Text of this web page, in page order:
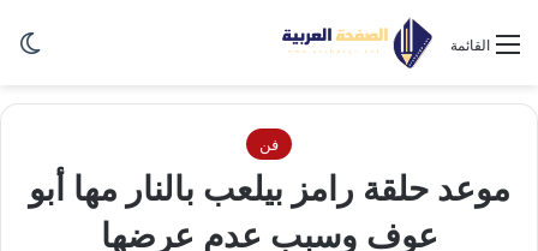
القائمة
فن
موعد حلقة رامز بيلعب بالنار مها أبو
عوف وسبب عدم عرضها